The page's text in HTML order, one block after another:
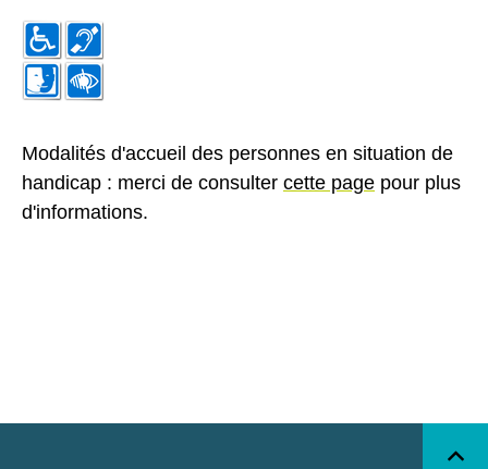
Modalités d'accueil des personnes en situation de
handicap : merci de consulter cette page pour plus
d'informations.